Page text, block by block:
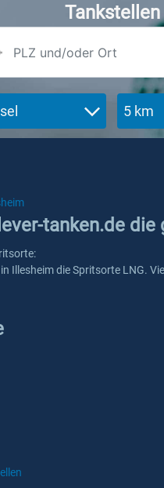
5 km
tanken.de
Illesheim die Spritsorte LNG.